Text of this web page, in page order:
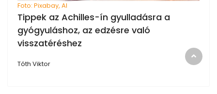
Foto: Pixabay, AI
Tippek az Achilles-ín gyulladásra a
gyógyuláshoz, az edzésre való
visszatéréshez
Tóth Viktor